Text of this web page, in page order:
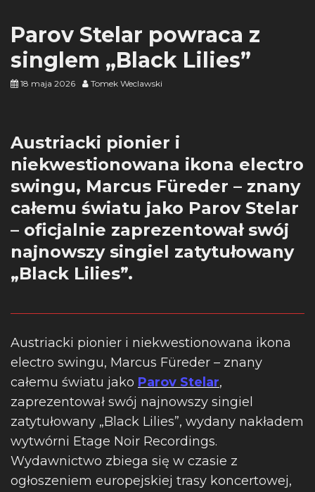
Parov Stelar powraca z
singlem „Black Lilies”
18 maja 2026 Tomek Weclawski
Austriacki pionier i
niekwestionowana ikona electro
swingu, Marcus Füreder – znany
całemu światu jako Parov Stelar
– oficjalnie zaprezentował swój
najnowszy singiel zatytułowany
„Black Lilies”.
Austriacki pionier i niekwestionowana ikona
electro swingu, Marcus Füreder – znany
całemu światu jako Parov Stelar,
zaprezentował swój najnowszy singiel
zatytułowany „Black Lilies”, wydany nakładem
wytwórni Etage Noir Recordings.
Wydawnictwo zbiega się w czasie z
ogłoszeniem europejskiej trasy koncertowej,